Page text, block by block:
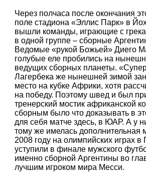
Через полчаса после окончания
поле стадиона «Эллис Парк» в
вышли команды, играющие с
в одной группе – сборные
Ведомые «рукой Божьей» Диего
голубые еле пробились на
ведущих сборных планеты.
Лагербека же нынешней зимой
место на кубке Африки, хотя
на победу. Поэтому швед и был
тренерский мостик африканской
сборным было что доказывать в
для себя матче здесь, в ЮАР. А у
тому же имелась дополнительная
2008 году на олимпийских играх в
уступили в финале мужского
именно сборной Аргентины во
лучшим игроком мира Месси.